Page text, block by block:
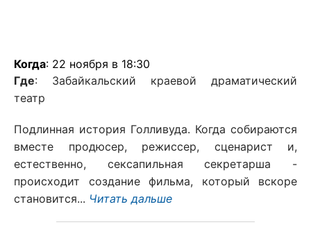
Когда: 22 ноября в 18:30
Где: Забайкальский краевой драматический
театр
Подлинная история Голливуда. Когда собираются
вместе продюсер, режиссер, сценарист и,
естественно, сексапильная секретарша -
происходит создание фильма, который вскоре
становится... Читать дальше